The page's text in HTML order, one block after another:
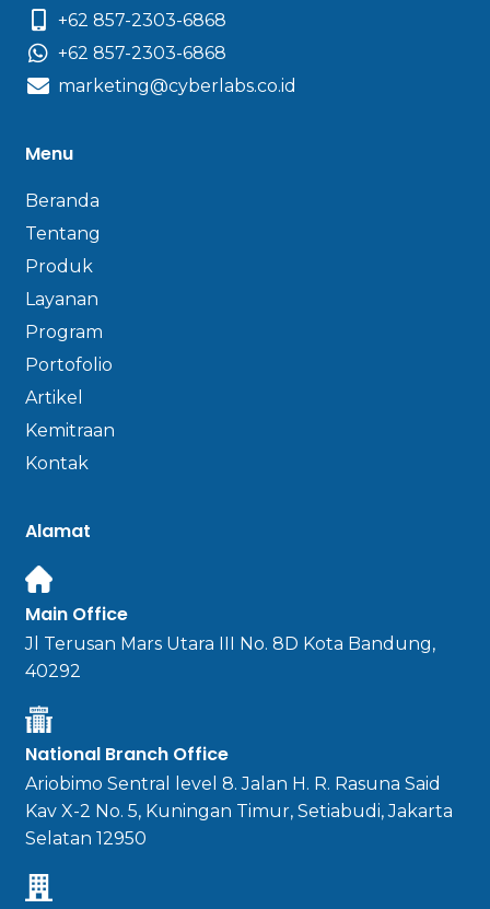
+62 857-2303-6868
+62 857-2303-6868
marketing@cyberlabs.co.id
Menu
Beranda
Tentang
Produk
Layanan
Program
Portofolio
Artikel
Kemitraan
Kontak
Alamat
Main Office
Jl Terusan Mars Utara III No. 8D Kota Bandung,
40292
National Branch Office
Ariobimo Sentral level 8. Jalan H. R. Rasuna Said
Kav X-2 No. 5, Kuningan Timur, Setiabudi, Jakarta
Selatan 12950